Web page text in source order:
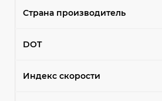
Страна производитель
DOT
Индекс скорости